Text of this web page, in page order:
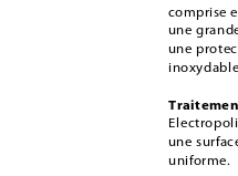
comprise
une
une
une
uniforme.